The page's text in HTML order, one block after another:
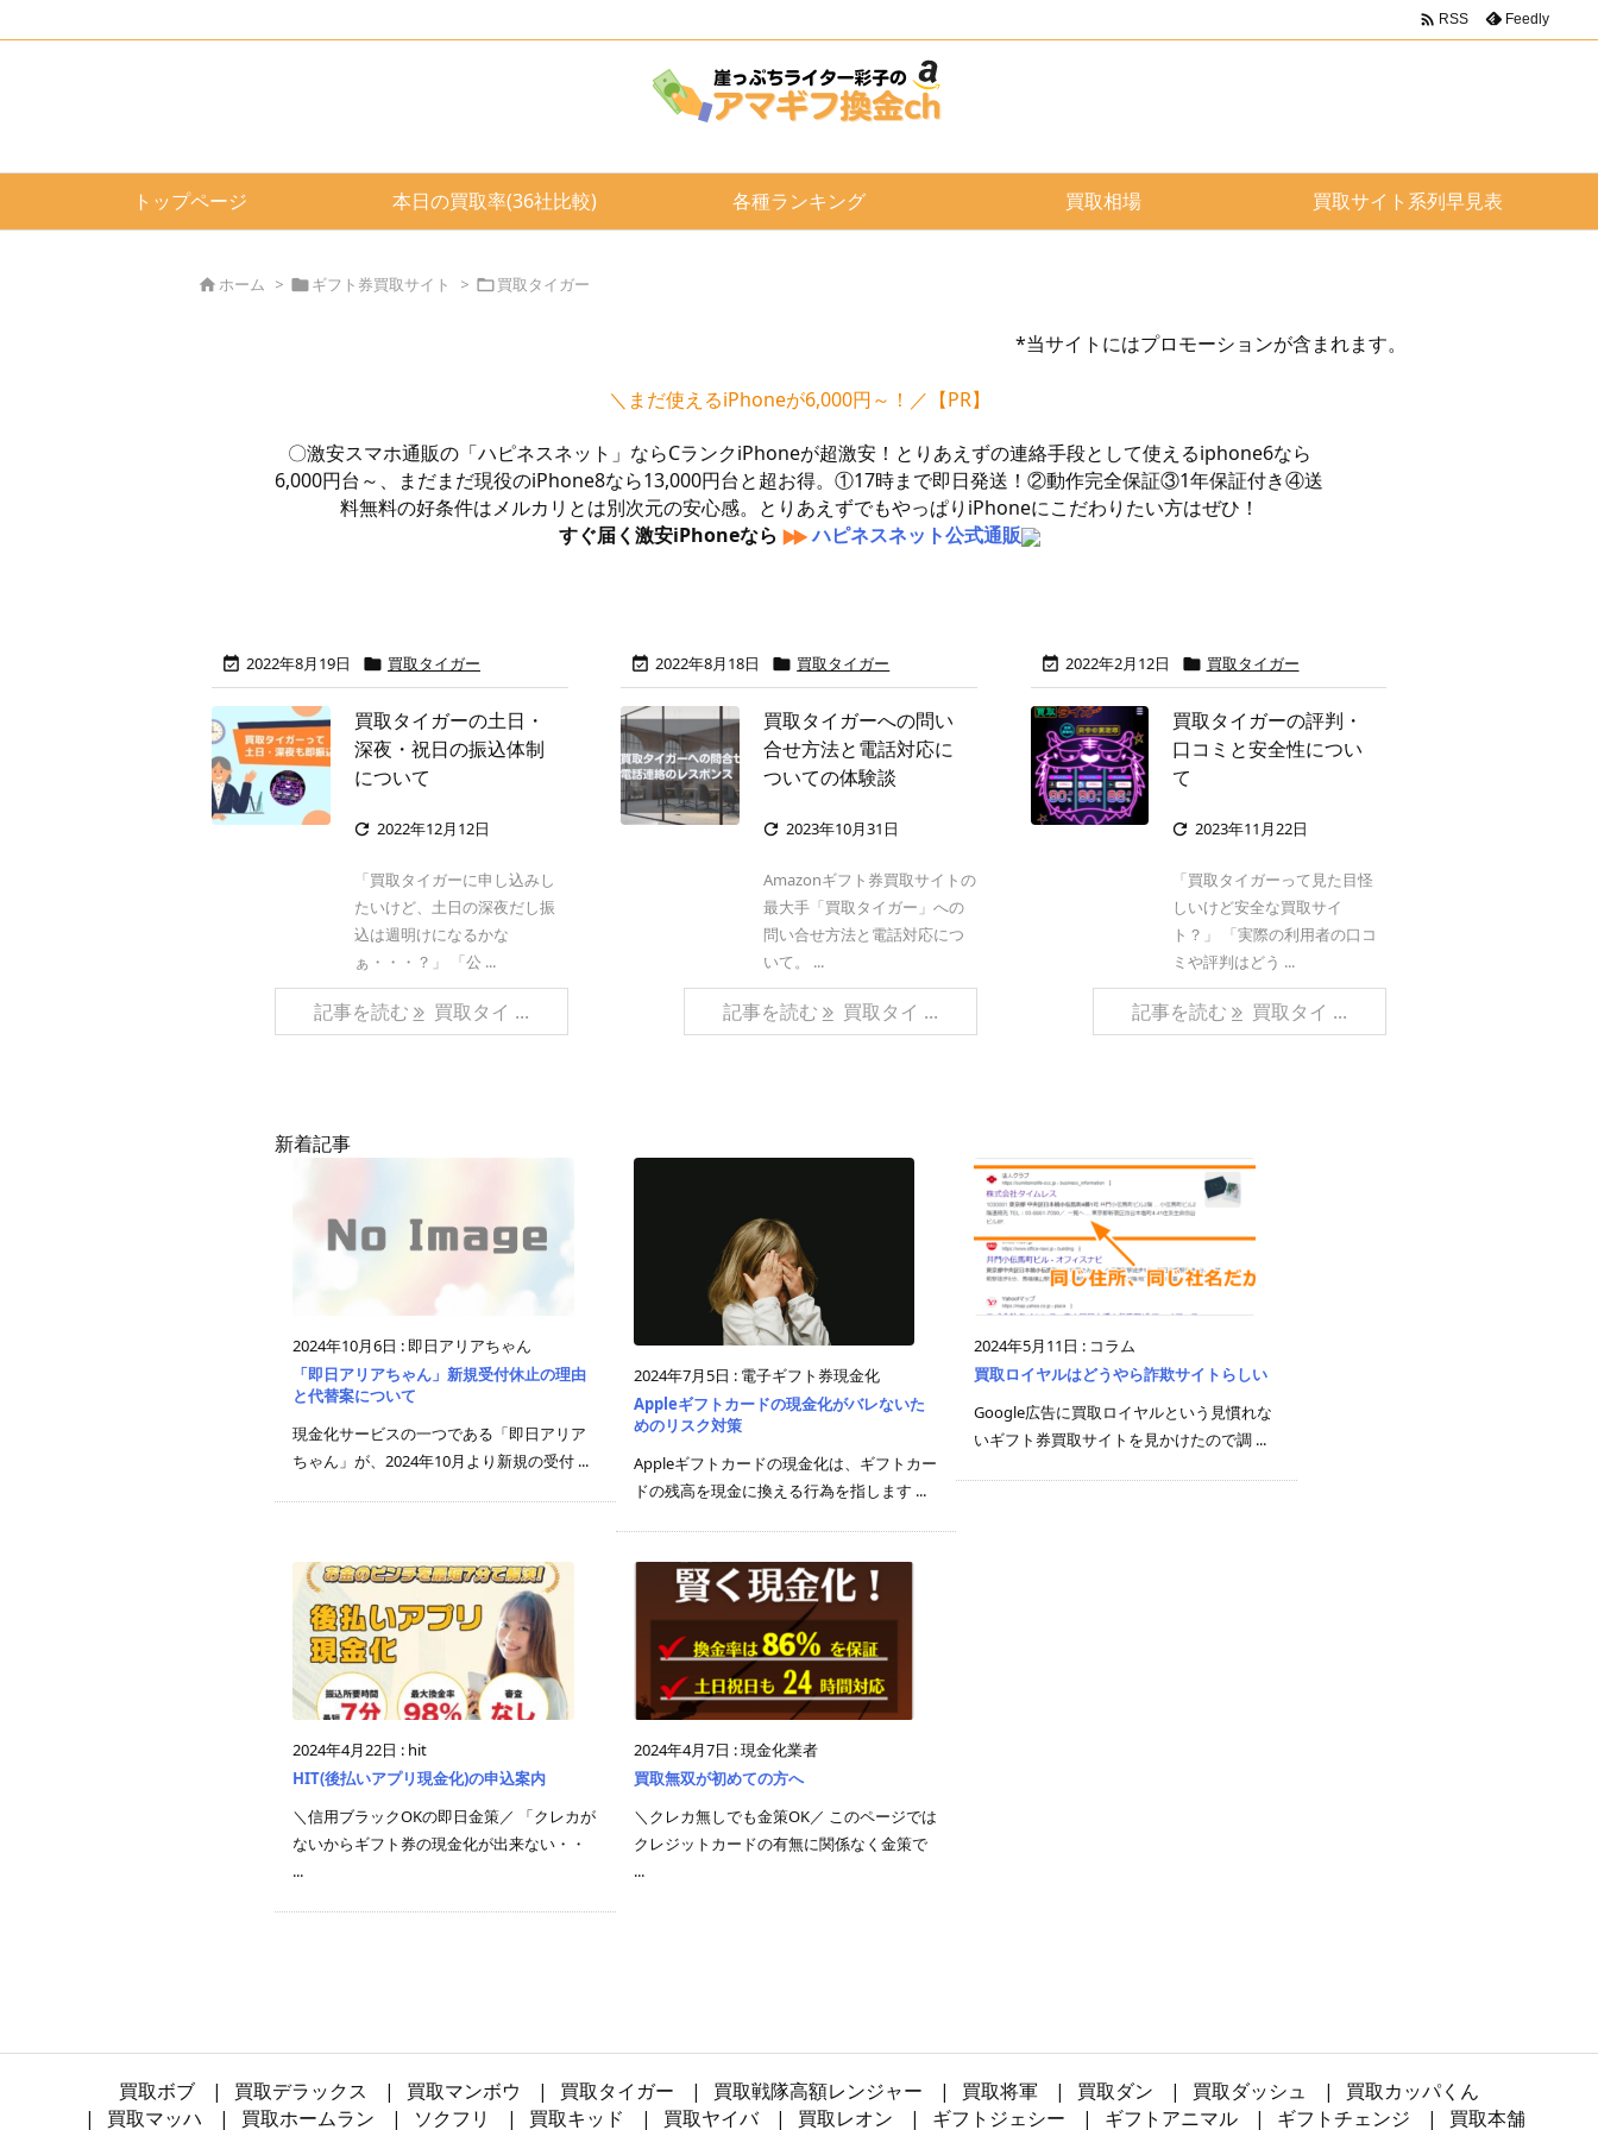
トップページ 本日の買取率(36社比較) 各種ランキング 買取相場 買取サイト系列早見表
 RSS Feedly
ホーム > ギフト券買取サイト > 買取タイガー
*当サイトにはプロモーションが含まれます。
＼まだ使えるiPhoneが6,000円～！／【PR】
〇激安スマホ通販の「ハピネスネット」ならCランクiPhoneが超激安！とりあえずの連絡手段として使えるiphone6なら
6,000円台～、まだまだ現役のiPhone8なら13,000円台と超お得。①17時まで即日発送！②動作完全保証③1年保証付き④送
料無料の好条件はメルカリとは別次元の安心感。とりあえずでもやっぱりiPhoneにこだわりたい方はぜひ！
すぐ届く激安iPhoneなら
ハピネスネット公式通販
 2022年8月19日  買取タイガー
買取タイガーの土日・
深夜・祝日の振込体制
について
 2022年12月12日
「買取タイガーに申し込みし
たいけど、土日の深夜だし振
込は週明けになるかな
ぁ・・・？」 「公 ...
記事を読む 買取タイ ...
 2022年8月18日  買取タイガー
買取タイガーへの問い
合せ方法と電話対応に
ついての体験談
 2023年10月31日
Amazonギフト券買取サイトの
最大手「買取タイガー」への
問い合せ方法と電話対応につ
いて。 ...
記事を読む 買取タイ ...
 2022年2月12日  買取タイガー
買取タイガーの評判・
口コミと安全性につい
て
 2023年11月22日
「買取タイガーって見た目怪
しいけど安全な買取サイ
ト？」 「実際の利用者の口コ
ミや評判はどう ...
記事を読む 買取タイ ...
新着記事
2024年10月6日 :即日アリアちゃん
「即日アリアちゃん」新規受付休止の理由
と代替案について
現金化サービスの一つである「即日アリア
ちゃん」が、2024年10月より新規の受付 ...
2024年7月5日 : 電子ギフト券現金化
Appleギフトカードの現金化がバレないた
めのリスク対策
Appleギフトカードの現金化は、ギフトカー
ドの残高を現金に換える行為を指します ...
2024年5月11日 : コラム
買取ロイヤルはどうやら詐欺サイトらしい
Google広告に買取ロイヤルという見慣れな
いギフト券買取サイトを見かけたので調 ...
2024年4月22日 : hit
HIT(後払いアプリ現金化)の申込案内
＼信用ブラックOKの即日金策／ 「クレカが
ないからギフト券の現金化が出来ない・・
...
2024年4月7日 :現金化業者
買取無双が初めての方へ
＼クレカ無しでも金策OK／ このページでは
クレジットカードの有無に関係なく金策で
...
買取ボブ 買取デラックス 買取マンボウ 買取タイガー 買取戦隊高額レンジャー 買取将軍 買取ダン 買取ダッシュ
買取カッパくん
買取マッハ
買取ホームラン ソクフリ 買取キッド 買取ヤイバ 買取レオン ギフトジェシー ギフトアニマル ギフトチェンジ 買取本舗